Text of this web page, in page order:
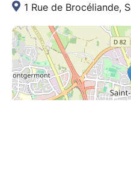
1 Rue de Brocéliande,